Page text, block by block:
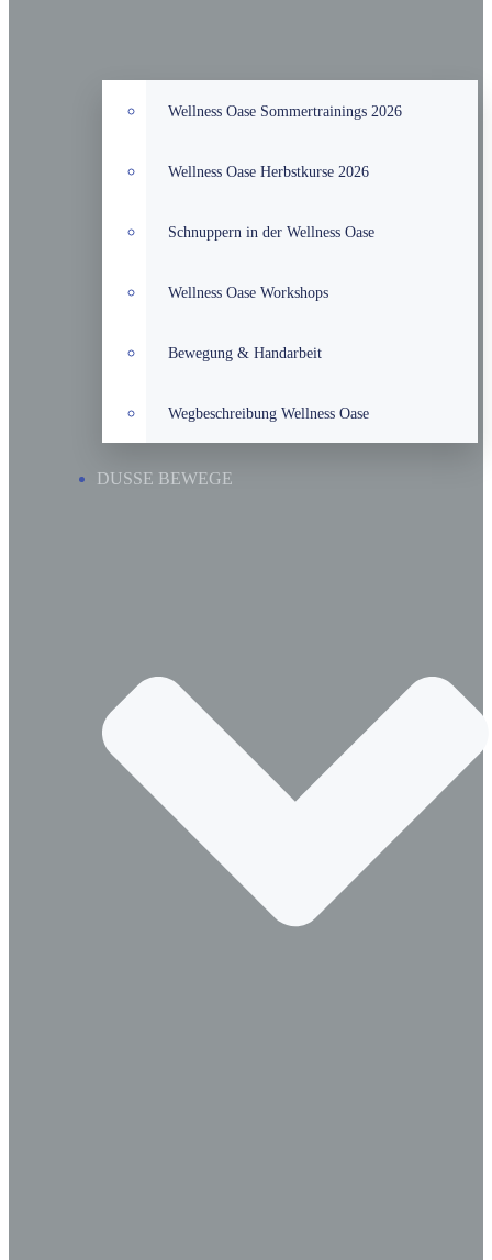
Wellness Oase Sommertrainings 2026
Wellness Oase Herbstkurse 2026
Schnuppern in der Wellness Oase
Wellness Oase Workshops
Bewegung & Handarbeit
Wegbeschreibung Wellness Oase
DUSSE BEWEGE